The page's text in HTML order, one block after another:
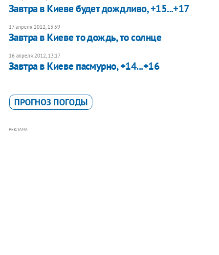
Завтра в Киеве будет дождливо, +15...+17
17 апреля 2012, 13:59
Завтра в Киеве то дождь, то солнце
16 апреля 2012, 13:17
Завтра в Киеве пасмурно, +14...+16
ПРОГНОЗ ПОГОДЫ
РЕКЛАМА